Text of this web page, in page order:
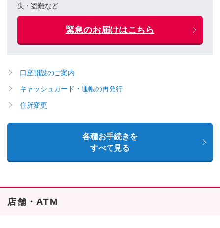
失・盗難など
緊急のお届けはこちら
口座開設のご案内
キャッシュカード・通帳の再発行
住所変更
各種お手続きを
すべて見る
店舗・ATM